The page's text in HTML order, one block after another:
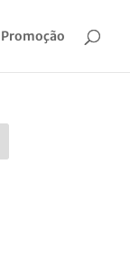
Promoção